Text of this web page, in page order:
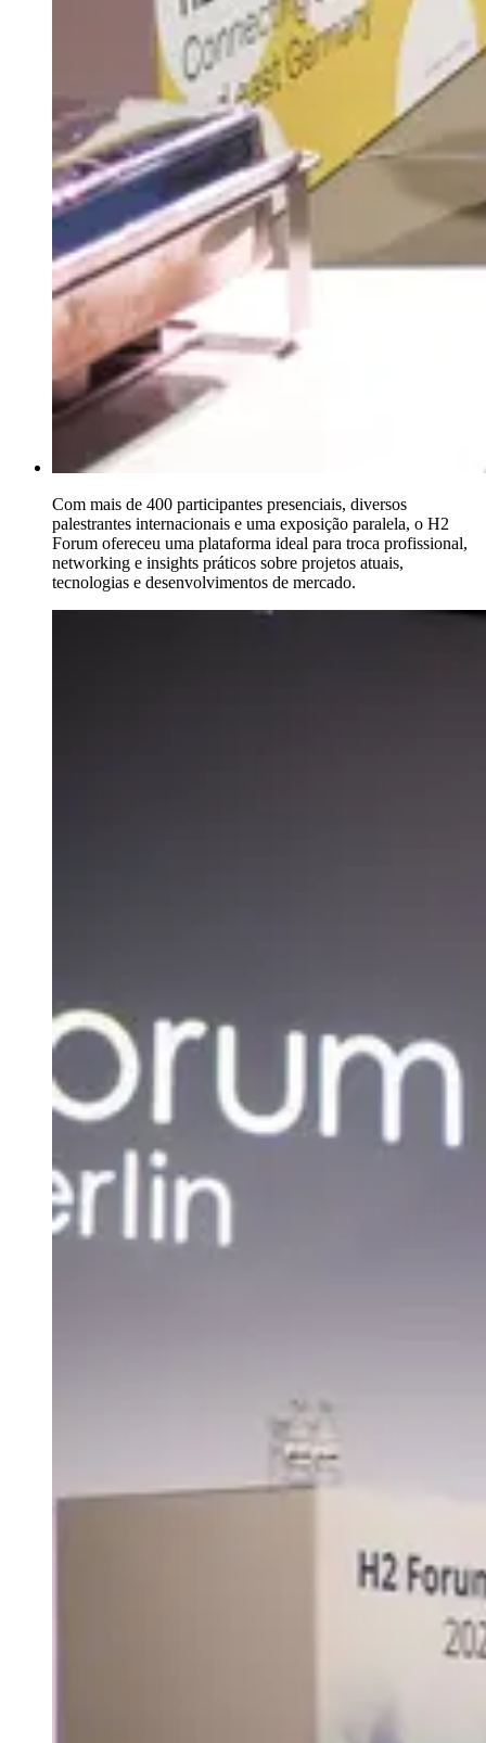
Com mais de 400 participantes presenciais, diversos
palestrantes internacionais e uma exposição paralela, o H2
Forum ofereceu uma plataforma ideal para troca profissional,
networking e insights práticos sobre projetos atuais,
tecnologias e desenvolvimentos de mercado.